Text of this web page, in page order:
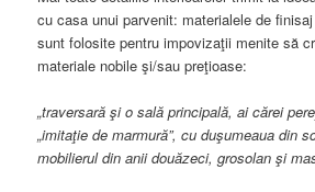
cu casa unui parvenit: materialele de
sunt folosite pentru impovizaţii menite să
materiale nobile şi/sau preţioase:
„traversară şi o sală principală, ai cărei pere
„imitaţie de marmură”, cu duşumeaua din
mobilierul din anii douăzeci, grosolanşi